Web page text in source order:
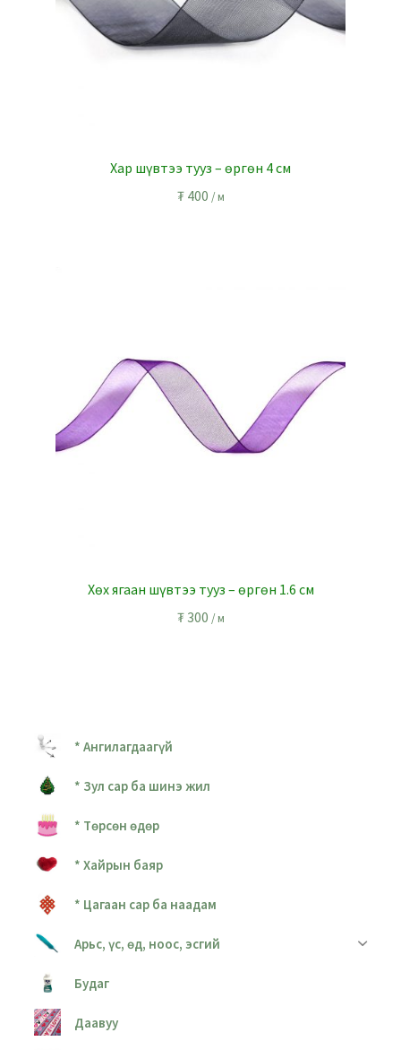
Хар шүвтээ тууз – өргөн 4 см
₮400 / м
Хөх ягаан шүвтээ тууз – өргөн 1.6 см
₮300 / м
* Ангилагдаагүй
* Зул сар ба шинэ жил
* Төрсөн өдөр
* Хайрын баяр
* Цагаан сар ба наадам
Арьс, үс, өд, ноос, эсгий
Будаг
Даавуу